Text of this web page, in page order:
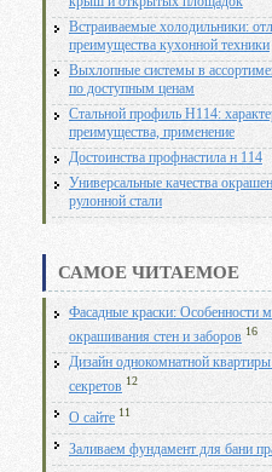
Встраиваемые холодильники:
преимущества кухонной техники
Выхлопные системы в
по доступным ценам
Стальной профиль Н114:
преимущества, применение
Достоинства профнастила н 114
Универсальные качества
рулонной стали
САМОЕ ЧИТАЕМОЕ
Фасадные краски: Особенности
окрашивания стен и заборов 16
Дизайн однокомнатной квартиры
секретов 12
О сайте 11
Заливаем фундамент для бани